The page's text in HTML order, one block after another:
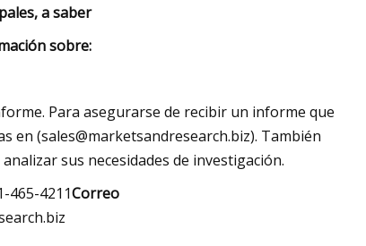
a saber
sobre:
Para asegurarse de recibir un informe que
en (sales@marketsandresearch.biz). También
sus necesidades de investigación.
465-4211Correo